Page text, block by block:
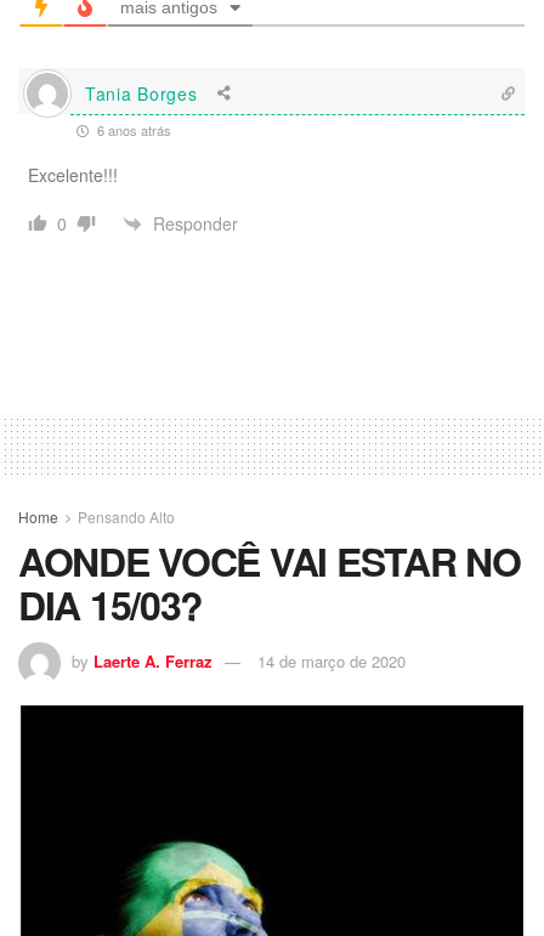
mais antigos
Tania Borges
6 anos atrás
Excelente!!!
0
Responder
Home Pensando Alto
AONDE VOCÊ VAI ESTAR NO
DIA 15/03?
by Laerte A. Ferraz 14 de março de 2020